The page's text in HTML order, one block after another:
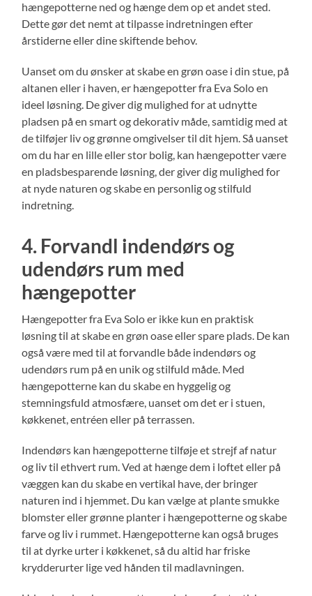
hængepotterne ned og hænge dem op et andet sted.
Dette gør det nemt at tilpasse indretningen efter
årstiderne eller dine skiftende behov.
Uanset om du ønsker at skabe en grøn oase i din stue, på
altanen eller i haven, er hængepotter fra Eva Solo en
ideel løsning. De giver dig mulighed for at udnytte
pladsen på en smart og dekorativ måde, samtidig med at
de tilføjer liv og grønne omgivelser til dit hjem. Så uanset
om du har en lille eller stor bolig, kan hængepotter være
en pladsbesparende løsning, der giver dig mulighed for
at nyde naturen og skabe en personlig og stilfuld
indretning.
4. Forvandl indendørs og
udendørs rum med
hængepotter
Hængepotter fra Eva Solo er ikke kun en praktisk
løsning til at skabe en grøn oase eller spare plads. De kan
også være med til at forvandle både indendørs og
udendørs rum på en unik og stilfuld måde. Med
hængepotterne kan du skabe en hyggelig og
stemningsfuld atmosfære, uanset om det er i stuen,
køkkenet, entréen eller på terrassen.
Indendørs kan hængepotterne tilføje et strejf af natur
og liv til ethvert rum. Ved at hænge dem i loftet eller på
væggen kan du skabe en vertikal have, der bringer
naturen ind i hjemmet. Du kan vælge at plante smukke
blomster eller grønne planter i hængepotterne og skabe
farve og liv i rummet. Hængepotterne kan også bruges
til at dyrke urter i køkkenet, så du altid har friske
krydderurter lige ved hånden til madlavningen.